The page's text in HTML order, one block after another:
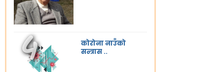
कोरोना नाउँको
सन्त्रास ..